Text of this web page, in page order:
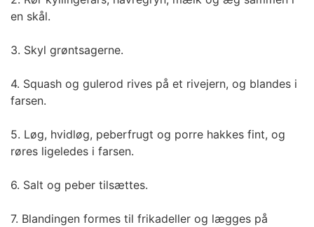
en skål.
3. Skyl grøntsagerne.
4. Squash og gulerod rives på et rivejern, og blandes i
farsen.
5. Løg, hvidløg, peberfrugt og porre hakkes fint, og
røres ligeledes i farsen.
6. Salt og peber tilsættes.
7. Blandingen formes til frikadeller og lægges på